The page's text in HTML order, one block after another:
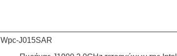
Wpc-J015SAR